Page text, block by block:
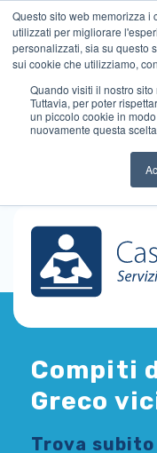
Questo sito web memorizza i
utilizzati per migliorare
personalizzati, sia su questo
sui cookie che utilizziamo,
Quando visiti il ​​nostro
Tuttavia, per poter
un piccolo cookie in
nuovamente questa
Compiti
Greco
Trova